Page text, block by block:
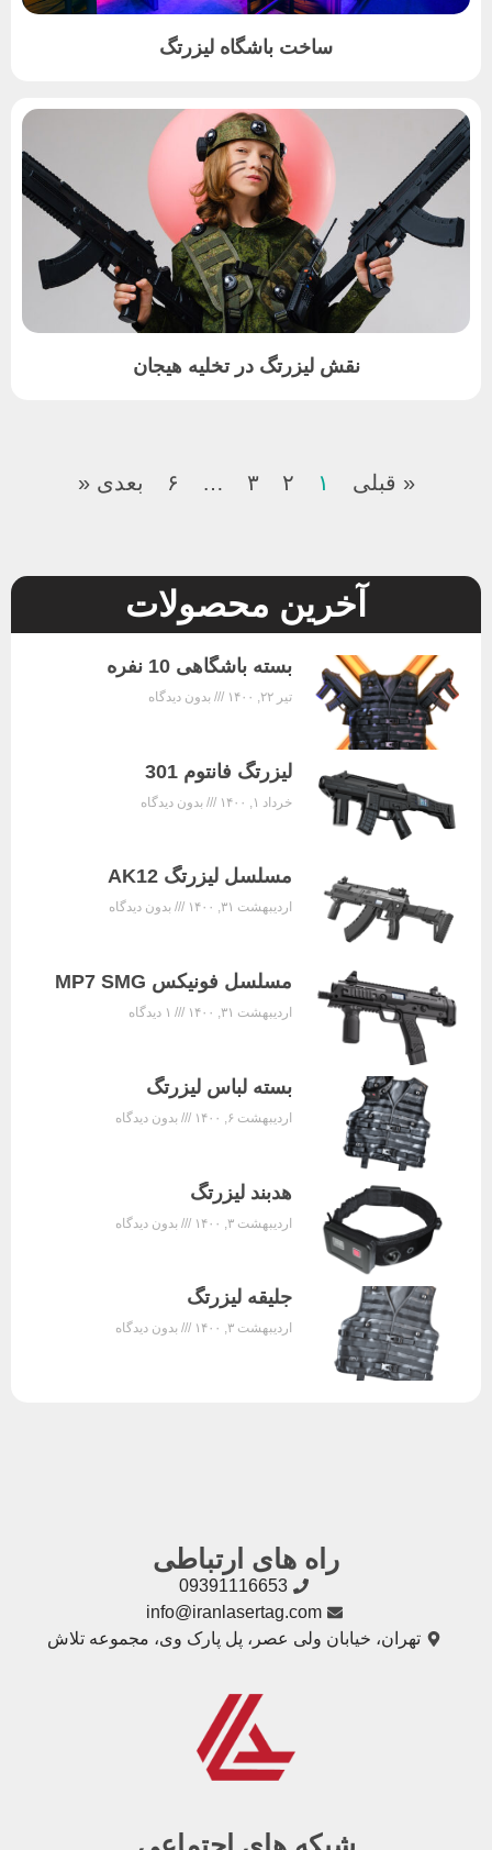
ساخت باشگاه لیزرتگ
نقش لیزرتگ در تخلیه هیجان
« قبلی ۱ ۲ ۳ … ۶ بعدی «
آخرین محصولات
بسته باشگاهی 10 نفره
تیر ۲۲, ۱۴۰۰ بدون دیدگاه
لیزرتگ فانتوم 301
خرداد ۱, ۱۴۰۰ بدون دیدگاه
مسلسل لیزرتگ AK12
اردیبهشت ۳۱, ۱۴۰۰ بدون دیدگاه
مسلسل فونیکس MP7 SMG
اردیبهشت ۳۱, ۱۴۰۰ ۱ دیدگاه
بسته لباس لیزرتگ
اردیبهشت ۶, ۱۴۰۰ بدون دیدگاه
هدبند لیزرتگ
اردیبهشت ۳, ۱۴۰۰ بدون دیدگاه
جلیقه لیزرتگ
اردیبهشت ۳, ۱۴۰۰ بدون دیدگاه
راه های ارتباطی
09391116653
info@iranlasertag.com
تهران، خیابان ولی عصر، پل پارک وی، مجموعه تلاش